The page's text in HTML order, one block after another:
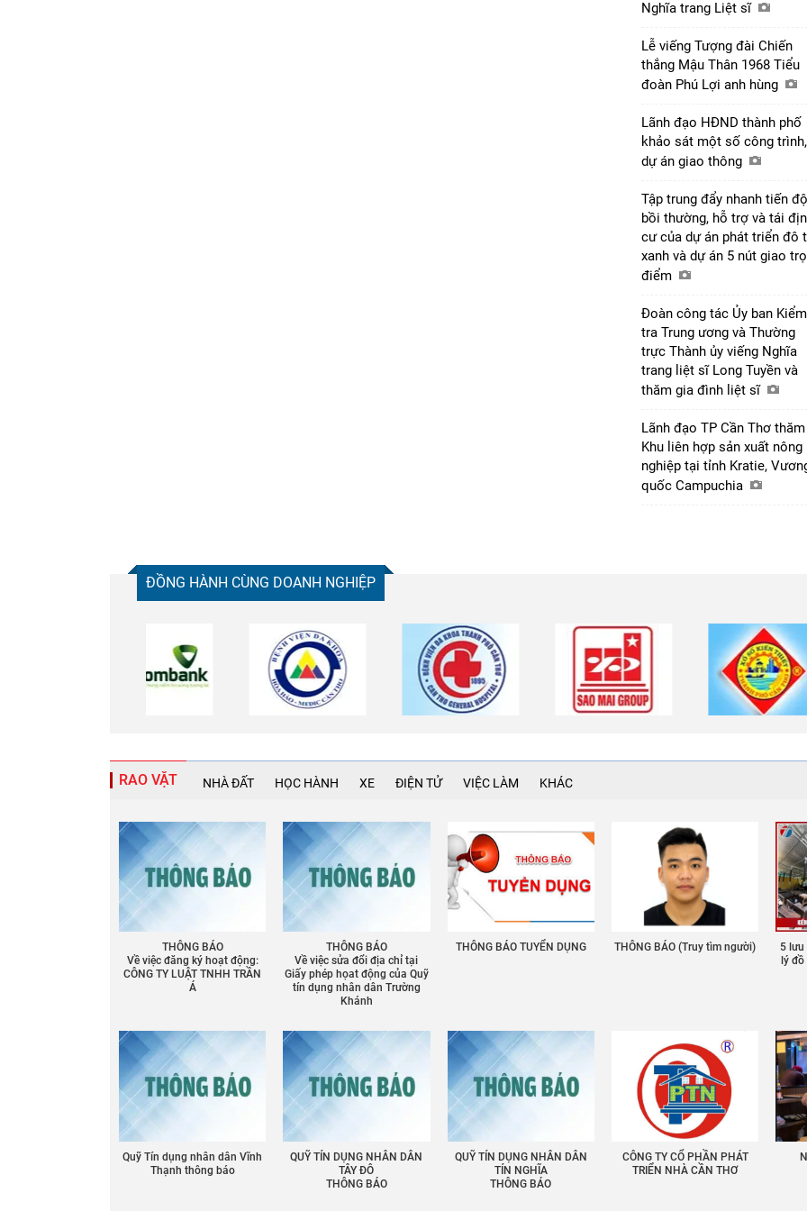
Nghĩa trang Liệt sĩ
Lễ viếng Tượng đài Chiến
thắng Mậu Thân 1968 Tiểu
đoàn Phú Lợi anh hùng
Lãnh đạo HĐND thành phố
khảo sát một số công trình,
dự án giao thông
Tập trung đẩy nhanh tiến độ
bồi thường, hỗ trợ và tái
cư của dự án phát triển đô
xanh và dự án 5 nút giao
điểm
Đoàn công tác Ủy ban Kiểm
tra Trung ương và Thường
trực Thành ủy viếng Nghĩa
trang liệt sĩ Long Tuyền và
thăm gia đình liệt sĩ
Lãnh đạo TP Cần Thơ thăm
Khu liên hợp sản xuất nông
nghiệp tại tỉnh Kratie,
quốc Campuchia
ĐỒNG HÀNH CÙNG DOANH NGHIỆP
RAO VẶT NHÀ ĐẤT HỌC HÀNH XE ĐIỆN TỬ VIỆC LÀM KHÁC
THÔNG BÁO
Về việc đăng ký hoạt động:
CÔNG TY LUẬT TNHH TRẦN
Á
THÔNG BÁO
Về việc sửa đổi địa chỉ tại
Giấy phép họat động của Quỹ
tín dụng nhân dân Trường
Khánh
THÔNG BÁO TUYỂN DỤNG THÔNG BÁO (Truy tìm người)
5
lý
Quỹ Tín dụng nhân dân Vĩnh
Thạnh thông báo
QUỸ TÍN DỤNG NHÂN DÂN
TÂY ĐÔ
THÔNG BÁO
QUỸ TÍN DỤNG NHÂN DÂN
TÍN NGHĨA
THÔNG BÁO
CÔNG TY CỔ PHẦN PHÁT
TRIỂN NHÀ CẦN THƠ